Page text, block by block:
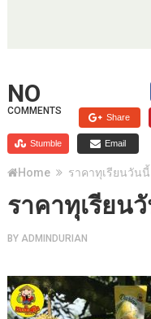
NO
COMMENTS
Share
Stumble Email
Home ราคาทุเรียนวัน
ราคาทุเรียน
BY ADMINDURIAN